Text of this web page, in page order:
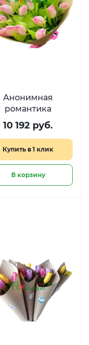
Анонимная
романтика
10 192 руб.
Купить в 1 клик
В корзину